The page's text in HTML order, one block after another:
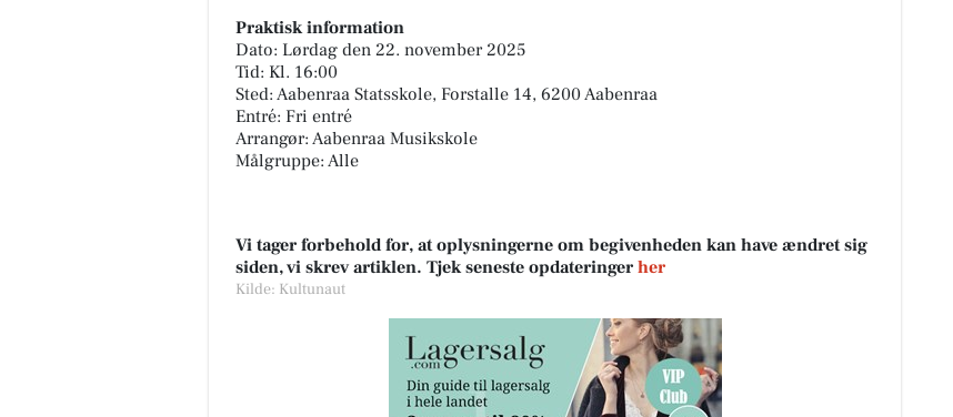
Praktisk information
Dato: Lørdag den 22. november 2025
Tid: Kl. 16:00
Sted: Aabenraa Statsskole, Forstalle 14, 6200 Aabenraa
Entré: Fri entré
Arrangør: Aabenraa Musikskole
Målgruppe: Alle
Vi tager forbehold for, at oplysningerne om begivenheden kan have ændret sig
siden, vi skrev artiklen. Tjek seneste opdateringer her
Kilde: Kultunaut